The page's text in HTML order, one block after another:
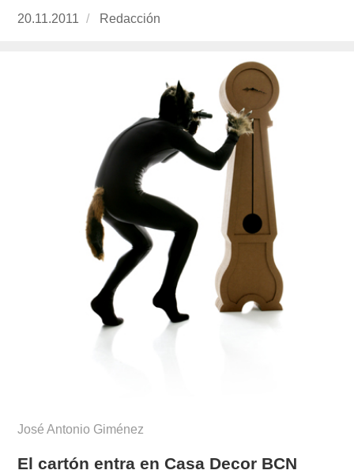
Publicado
20.11.2011 https://www.experimenta.es/author/redaccion/
Redacción
José Antonio Giménez
El cartón entra en Casa Decor BCN